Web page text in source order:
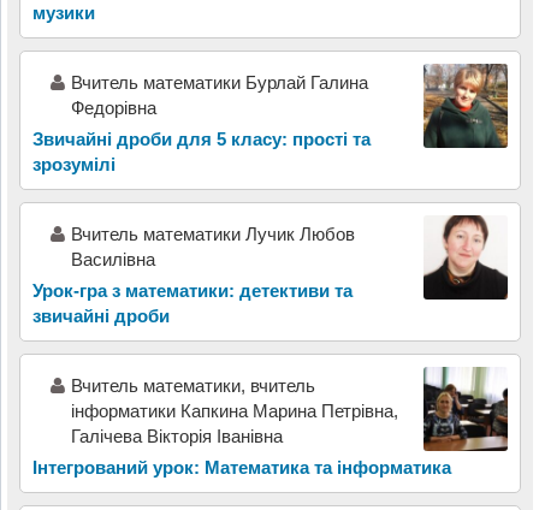
музики
Вчитель математики Бурлай Галина
Федорівна
Звичайні дроби для 5 класу: прості та
зрозумілі
Вчитель математики Лучик Любов
Василівна
Урок-гра з математики: детективи та
звичайні дроби
Вчитель математики, вчитель
інформатики Капкина Марина Петрівна,
Галічева Вікторія Іванівна
Інтегрований урок: Математика та інформатика